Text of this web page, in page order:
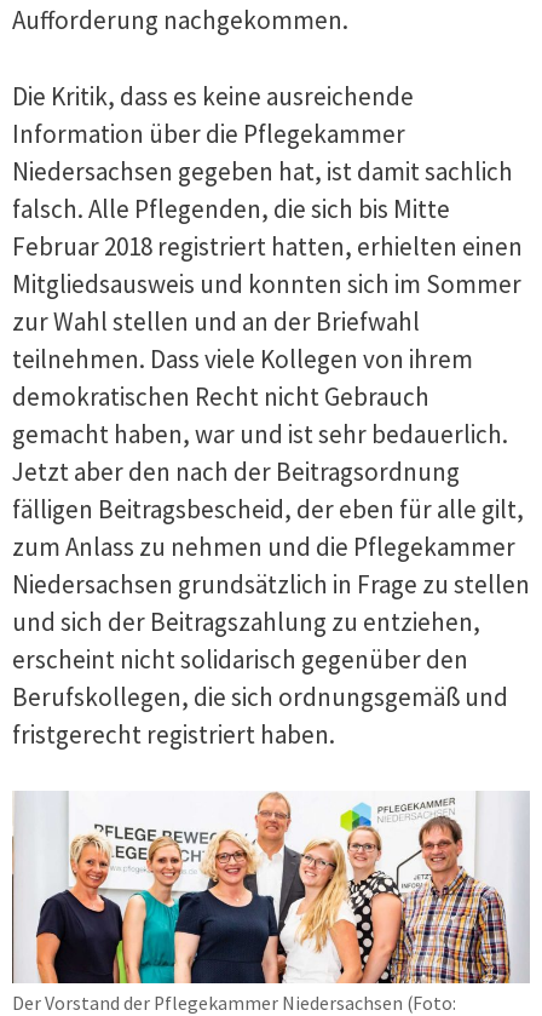
Aufforderung nachgekommen.
Die Kritik, dass es keine ausreichende
Information über die Pflegekammer
Niedersachsen gegeben hat, ist damit sachlich
falsch. Alle Pflegenden, die sich bis Mitte
Februar 2018 registriert hatten, erhielten einen
Mitgliedsausweis und konnten sich im Sommer
zur Wahl stellen und an der Briefwahl
teilnehmen. Dass viele Kollegen von ihrem
demokratischen Recht nicht Gebrauch
gemacht haben, war und ist sehr bedauerlich.
Jetzt aber den nach der Beitragsordnung
fälligen Beitragsbescheid, der eben für alle gilt,
zum Anlass zu nehmen und die Pflegekammer
Niedersachsen grundsätzlich in Frage zu stellen
und sich der Beitragszahlung zu entziehen,
erscheint nicht solidarisch gegenüber den
Berufskollegen, die sich ordnungsgemäß und
fristgerecht registriert haben.
Der Vorstand der Pflegekammer Niedersachsen (Foto: